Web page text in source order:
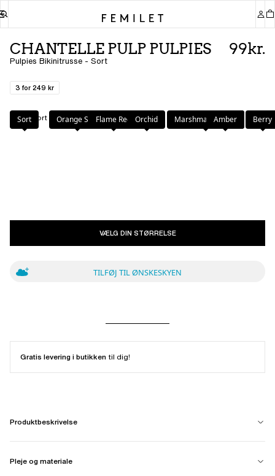
CHANTELLE PULP PULPIES
Pulpies Bikinitrusse - Sort
99kr.
3 for 249 kr
Farve: Sort
Sort Orange SariFlame Red Orchid Marshmallow Pink
Amber Berry
VÆLG DIN STØRRELSE
TILFØJ TIL ØNSKESKYEN
Gratis levering i butikken til dig!
Produktbeskrivelse
Pleje og materiale